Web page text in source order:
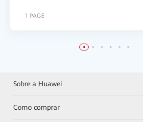
1 PAGE
Sobre a Huawei
Como comprar